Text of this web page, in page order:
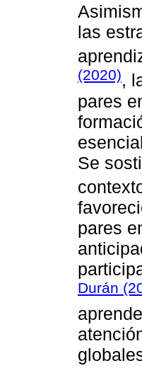
las
(2020),
pares
Se
pares
Durán